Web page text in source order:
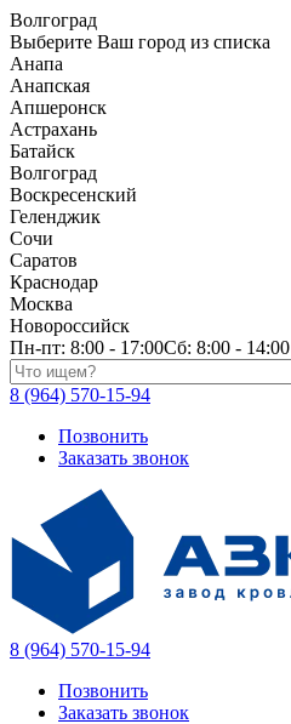
Волгоград
Выберите Ваш город из списка
Анапа
Анапская
Апшеронск
Астрахань
Батайск
Волгоград
Воскресенский
Геленджик
Сочи
Саратов
Краснодар
Москва
Новороссийск
Пн-пт: 8:00 - 17:00Сб: 8:00 - 14:00
Поиск по каталогу
8 (964) 570-15-94
Позвонить
Заказать звонок
8 (964) 570-15-94
Позвонить
Заказать звонок